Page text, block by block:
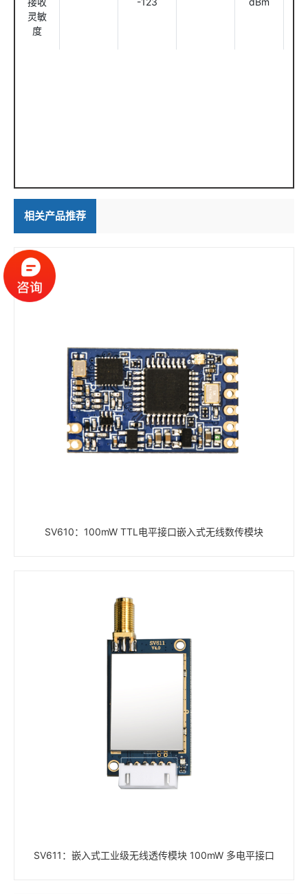
灵敏
度
相关产品推荐
SV610：100mW TTL电平接口嵌入式无线数传模块
SV611：嵌入式工业级无线透传模块 100mW 多电平接口